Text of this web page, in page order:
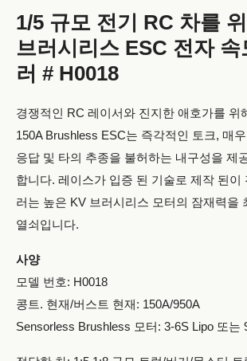
1/5 규모 전기 RC 차를
브러시리스 ESC 전자
러 # H0018
경쟁적인 RC 레이서와 진지한 애호가를 위
150A Brushless ESC는 즉각적인 토크, 매
응답 및 타의 추종을 불허하는 내구성을 제
합니다. 레이스가 입증 된 기술로 제작 된이
러는 높은 KV 브러시리스 모터의 잠재력을
열쇠입니다.
사양
모델 번호: H0018
콩트. 현재/버스트 현재: 150A/950A
Sensorless Brushless 모터: 3-6S Lipo 또는